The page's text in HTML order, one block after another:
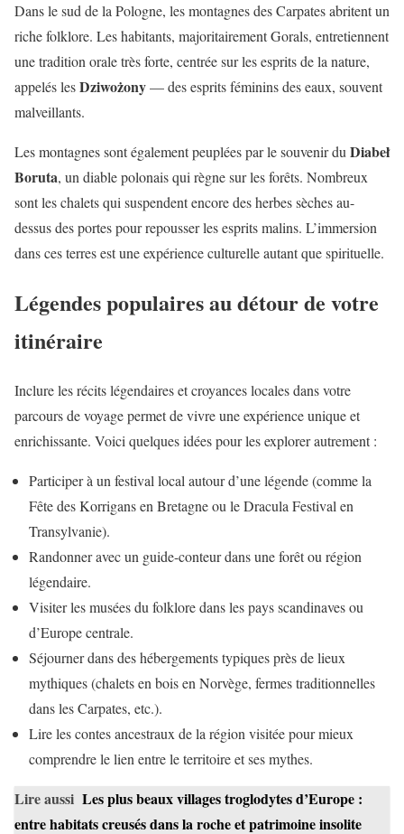
Dans le sud de la Pologne, les montagnes des Carpates abritent un
riche folklore. Les habitants, majoritairement Gorals, entretiennent
une tradition orale très forte, centrée sur les esprits de la nature,
appelés lesDziwożony— des esprits féminins des eaux, souvent
malveillants.
Les montagnes sont également peuplées par le souvenir duDiabeł
Boruta, un diable polonais qui règne sur les forêts. Nombreux
sont les chalets qui suspendent encore des herbes sèches au-
dessus des portes pour repousser les esprits malins. L’immersion
dans ces terres est une expérience culturelle autant que spirituelle.
Légendes populaires au détour de votre
itinéraire
Inclure les récits légendaires et croyances locales dans votre
parcours de voyage permet de vivre une expérience unique et
enrichissante. Voici quelques idées pour les explorer autrement :
Participer à un festival local autour d’une légende (comme la
Fête des Korrigans en Bretagne ou le Dracula Festival en
Transylvanie).
Randonner avec un guide-conteur dans une forêt ou région
légendaire.
Visiter les musées du folklore dans les pays scandinaves ou
d’Europe centrale.
Séjourner dans des hébergements typiques près de lieux
mythiques (chalets en bois en Norvège, fermes traditionnelles
dans les Carpates, etc.).
Lire les contes ancestraux de la région visitée pour mieux
comprendre le lien entre le territoire et ses mythes.
Lire aussi Les plus beaux villages troglodytes d’Europe :
entre habitats creusés dans la roche et patrimoine insolite